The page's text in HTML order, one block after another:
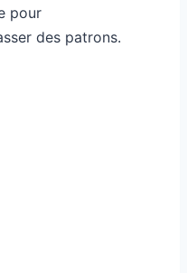
pour
des patrons.